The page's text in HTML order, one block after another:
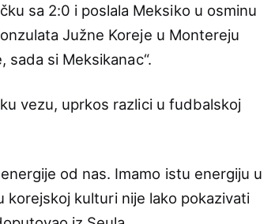
sa 2:0 i poslala Meksiko u osminu
Južne Koreje u Montereju
sada si Meksikanac“.
vezu, uprkos razlici u fudbalskoj
od nas. Imamo istu energiju u
korejskoj kulturi nije lako pokazivati